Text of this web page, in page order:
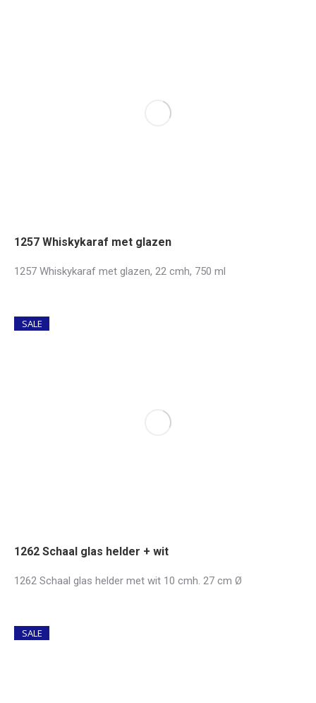
1257 Whiskykaraf met glazen
1257 Whiskykaraf met glazen, 22 cmh, 750 ml
SALE
1262 Schaal glas helder + wit
1262 Schaal glas helder met wit 10 cmh. 27 cm Ø
SALE